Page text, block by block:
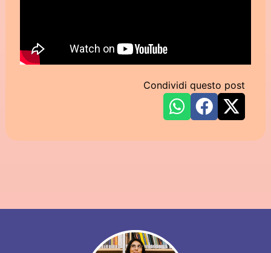
Condividi questo post